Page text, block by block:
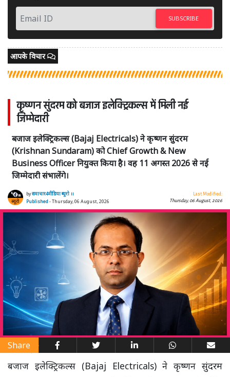
SUBSCRIBE
आपके विचार
कृष्णन सुंदरम को बजाज इलेक्ट्रिकल्स में मिली नई
जिम्मेदारी
बजाज इलेक्ट्रिकल्स (Bajaj Electricals) ने कृष्णन सुंदरम
(Krishnan Sundaram) को Chief Growth & New
Business Officer नियुक्त किया है। वह 11 अगस्त 2026 से नई
जिम्मेदारी संभालेंगे।
byसमाचार4मीडिया ब्यूरो ।।
Published - Thursday, 06 August, 2026
Last Modified:
Thursday, 06 August, 2026
Share
बजाज इलेक्ट्रिकल्स (Bajaj Electricals) ने कृष्णन सुंदरम